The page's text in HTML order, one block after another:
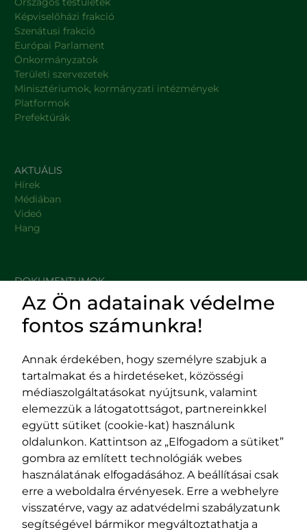
Képviselőházi frakció
Szenátusi frakció
Európai Parlament
Önkormányzatok
Területi szervezetek
Minisztériumok, kormányzati intézmények
Platformok
Prefektúrák
AKTUÁLIS
Hírek
Médiában
Videó
Hang
DOKUMENTUMOK
HASZNOS LINKEK
Impresszum
Adatvédelmi szabályzat
EPP program
400029 Kolozsvár,
Fürdő (Card. Iuliu Hossu) utca, 41.
szám
tel/fax:0723 250 321
email:office@rmdsz.ro
400489 Kolozsvár,
Majális utca, 60.
szám
tel/fax:0264 590 758
email:
office@rmdsz.ro
Az Ön adatainak védelme
fontos számunkra!
Annak érdekében, hogy személyre szabjuk a
tartalmakat és a hirdetéseket, közösségi
médiaszolgáltatásokat nyújtsunk, valamint
elemezzük a látogatottságot, partnereinkkel
együtt sütiket (cookie-kat) használunk
oldalunkon. Kattintson az „Elfogadom a sütiket”
gombra az említett technológiák webes
használatának elfogadásához. A beállításai csak
erre a weboldalra érvényesek. Erre a webhelyre
visszatérve, vagy az adatvédelmi szabályzatunk
segítségével bármikor megváltoztathatja a